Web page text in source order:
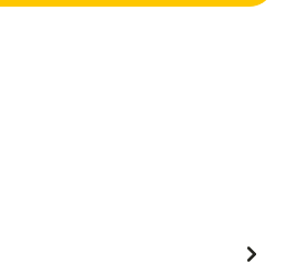
T-Reduzierstück
20-40 mm
Halterung Rohrclip